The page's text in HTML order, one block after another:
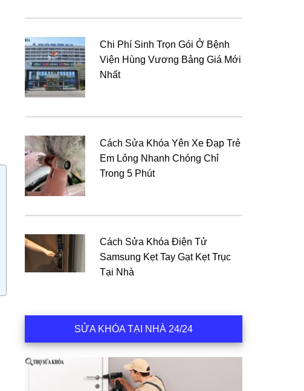
Chi Phí Sinh Trọn Gói Ở Bệnh
Viện Hùng Vương Bảng Giá Mới
Nhất
Cách Sửa Khóa Yên Xe Đạp Trẻ
Em Lỏng Nhanh Chóng Chỉ
Trong 5 Phút
Cách Sửa Khóa Điện Tử
Samsung Kẹt Tay Gạt Kẹt Trục
Tại Nhà
SỬA KHÓA TẠI NHÀ 24/24